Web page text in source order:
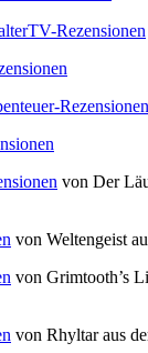
Rezensionen
Rezensionen
von Der
von Weltengeist
von Grimtooth’s
von Rhyltar aus